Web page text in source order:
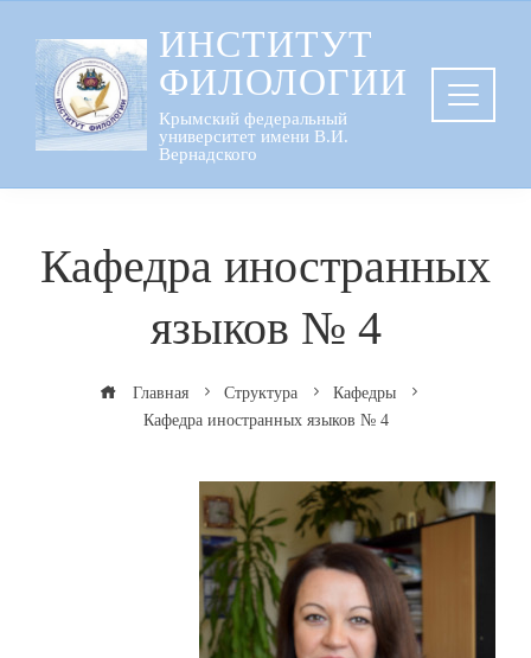
содержанию
ИНСТИТУТ
ФИЛОЛОГИИ
Крымский федеральный
университет имени В.И.
Вернадского
Кафедра иностранных
языков № 4
Главная Структура
Кафедры
Кафедра иностранных языков № 4